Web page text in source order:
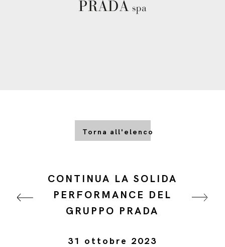
Torna all'elenco
CONTINUA LA SOLIDA
PERFORMANCE DEL
GRUPPO PRADA
31 ottobre 2023